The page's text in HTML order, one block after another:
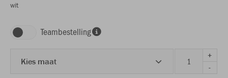
wit
Teambestelling
Kies maat
+
-